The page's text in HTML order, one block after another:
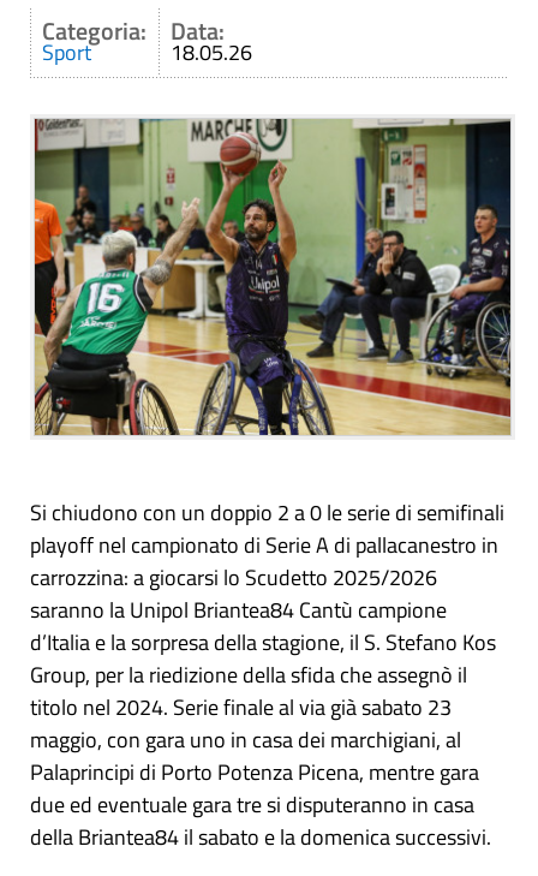
Categoria:
Sport
Data:
18.05.26
Si chiudono con un doppio 2 a 0 le serie di semifinali
playoff nel campionato di Serie A di pallacanestro in
carrozzina: a giocarsi lo Scudetto 2025/2026
saranno la Unipol Briantea84 Cantù campione
d’Italia e la sorpresa della stagione, il S. Stefano Kos
Group, per la riedizione della sfida che assegnò il
titolo nel 2024. Serie finale al via già sabato 23
maggio, con gara uno in casa dei marchigiani, al
Palaprincipi di Porto Potenza Picena, mentre gara
due ed eventuale gara tre si disputeranno in casa
della Briantea84 il sabato e la domenica successivi.